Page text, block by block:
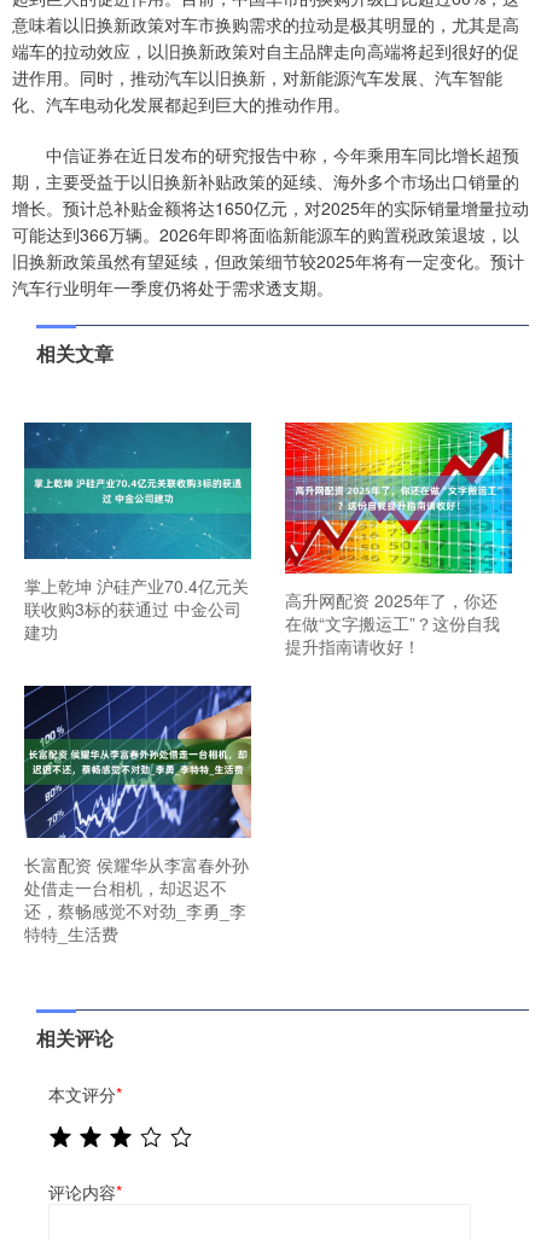
意味着以旧换新政策对车市换购需求的拉动是极其明显的，尤其是高
端车的拉动效应，以旧换新政策对自主品牌走向高端将起到很好的促
进作用。同时，推动汽车以旧换新，对新能源汽车发展、汽车智能
化、汽车电动化发展都起到巨大的推动作用。
中信证券在近日发布的研究报告中称，今年乘用车同比增长超预
期，主要受益于以旧换新补贴政策的延续、海外多个市场出口销量的
增长。预计总补贴金额将达1650亿元，对2025年的实际销量增量拉动
可能达到366万辆。2026年即将面临新能源车的购置税政策退坡，以
旧换新政策虽然有望延续，但政策细节较2025年将有一定变化。预计
汽车行业明年一季度仍将处于需求透支期。
相关文章
掌上乾坤 沪硅产业70.4亿元关
联收购3标的获通过 中金公司
建功
高升网配资 2025年了，你还
在做“文字搬运工”？这份自我
提升指南请收好！
长富配资 侯耀华从李富春外孙
处借走一台相机，却迟迟不
还，蔡畅感觉不对劲_李勇_李
特特_生活费
相关评论
本文评分*
评论内容*